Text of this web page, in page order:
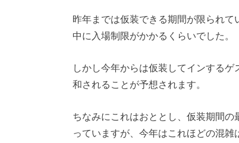
昨年までは仮装できる期間が限られ
中に入場制限がかかるくらいでした。
しかし今年からは仮装してインする
和されることが予想されます。
ちなみにこれはおととし、仮装期間
っていますが、今年はこれほどの混雑